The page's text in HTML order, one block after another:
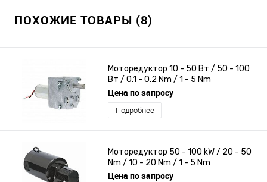
ПОХОЖИЕ ТОВАРЫ (8)
Моторедуктор 10 - 50 Вт / 50 - 100
Вт / 0.1 - 0.2 Nm / 1 - 5 Nm
Цена по запросу
Подробнее
Моторедуктор 50 - 100 kW / 20 - 50
Nm / 10 - 20 Nm / 1 - 5 Nm
Цена по запросу